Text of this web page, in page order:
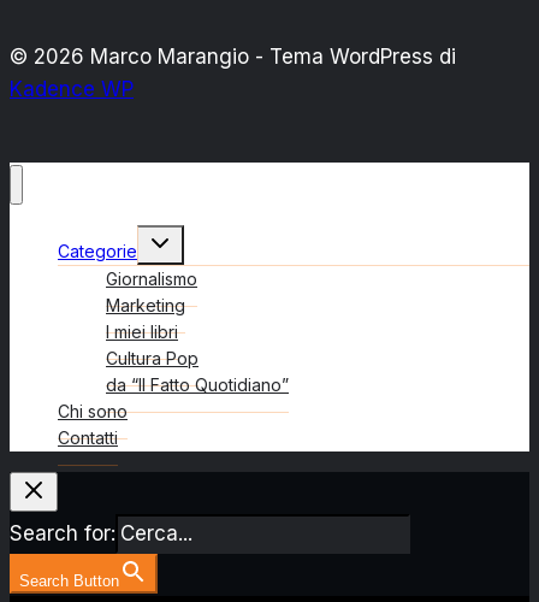
© 2026 Marco Marangio - Tema WordPress di
Kadence WP
Categorie
Alterna
figlio
Giornalismo
Marketing
I miei libri
Cultura Pop
da “Il Fatto Quotidiano”
Chi sono
Contatti
Search for:
Search Button